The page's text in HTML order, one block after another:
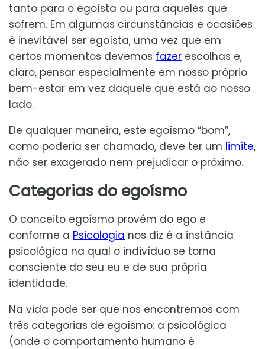
tanto para o egoísta ou para aqueles que
sofrem. Em algumas circunstâncias e ocasiões
é inevitável ser egoísta, uma vez que em
certos momentos devemos fazer escolhas e,
claro, pensar especialmente em nosso próprio
bem-estar em vez daquele que está ao nosso
lado.
De qualquer maneira, este egoísmo “bom”,
como poderia ser chamado, deve ter um limite,
não ser exagerado nem prejudicar o próximo.
Categorias do egoísmo
O conceito egoísmo provém do ego e
conforme a Psicologia nos diz é a instância
psicológica na qual o indivíduo se torna
consciente do seu eu e de sua própria
identidade.
Na vida pode ser que nos encontremos com
três categorias de egoísmo: a psicológica
(onde o comportamento humano é